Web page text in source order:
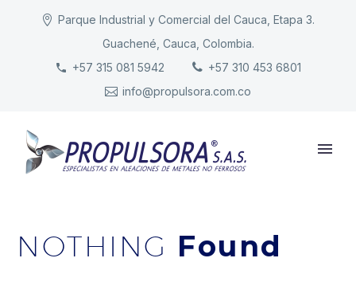
Parque Industrial y Comercial del Cauca, Etapa 3.
Guachené, Cauca, Colombia.
+57 315 081 5942
+57 310 453 6801
info@propulsora.com.co
INICIO
PRODUCTOS
NOTHING Found